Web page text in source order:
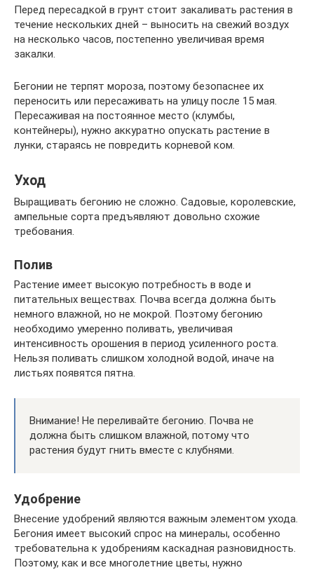
Перед пересадкой в грунт стоит закаливать растения в
течение нескольких дней – выносить на свежий воздух
на несколько часов, постепенно увеличивая время
закалки.
Бегонии не терпят мороза, поэтому безопаснее их
переносить или пересаживать на улицу после 15 мая.
Пересаживая на постоянное место (клумбы,
контейнеры), нужно аккуратно опускать растение в
лунки, стараясь не повредить корневой ком.
Уход
Выращивать бегонию не сложно. Садовые, королевские,
ампельные сорта предъявляют довольно схожие
требования.
Полив
Растение имеет высокую потребность в воде и
питательных веществах. Почва всегда должна быть
немного влажной, но не мокрой. Поэтому бегонию
необходимо умеренно поливать, увеличивая
интенсивность орошения в период усиленного роста.
Нельзя поливать слишком холодной водой, иначе на
листьях появятся пятна.
Внимание! Не переливайте бегонию. Почва не
должна быть слишком влажной, потому что
растения будут гнить вместе с клубнями.
Удобрение
Внесение удобрений являются важным элементом ухода.
Бегония имеет высокий спрос на минералы, особенно
требовательна к удобрениям каскадная разновидность.
Поэтому, как и все многолетние цветы, нужно